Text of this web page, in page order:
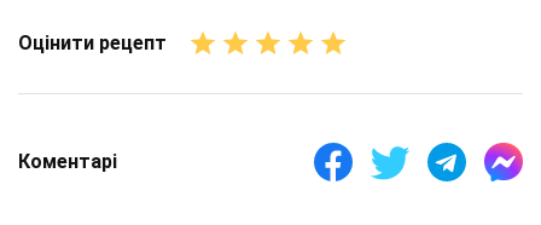
Оцінити рецепт
Коментарі